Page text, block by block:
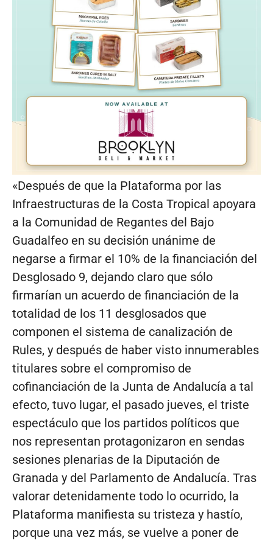
«Después de que la Plataforma por las
Infraestructuras de la Costa Tropical apoyara
a la Comunidad de Regantes del Bajo
Guadalfeo en su decisión unánime de
negarse a firmar el 10% de la financiación del
Desglosado 9, dejando claro que sólo
firmarían un acuerdo de financiación de la
totalidad de los 11 desglosados que
componen el sistema de canalización de
Rules, y después de haber visto innumerables
titulares sobre el compromiso de
cofinanciación de la Junta de Andalucía a tal
efecto, tuvo lugar, el pasado jueves, el triste
espectáculo que los partidos políticos que
nos representan protagonizaron en sendas
sesiones plenarias de la Diputación de
Granada y del Parlamento de Andalucía. Tras
valorar detenidamente todo lo ocurrido, la
Plataforma manifiesta su tristeza y hastío,
porque una vez más, se vuelve a poner de